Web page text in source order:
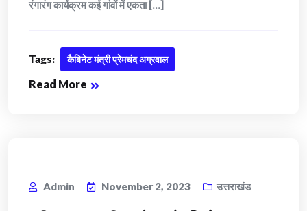
रंगारंग कार्यक्रम कई गांवों में एकता [...]
Tags: कैबिनेट मंत्री प्रेमचंद अग्रवाल
Read More
Admin November 2, 2023 उत्तराखंड